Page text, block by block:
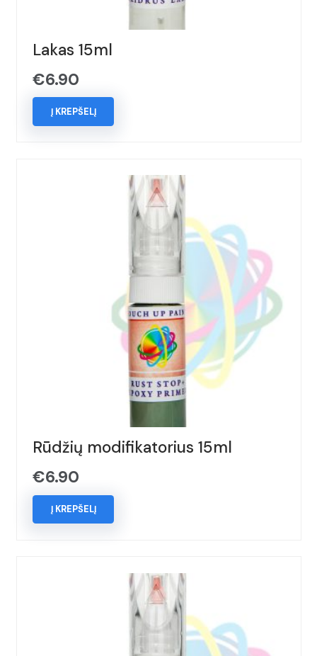
Lakas 15ml
€6.90
Į KREPŠELĮ
Rūdžių modifikatorius 15ml
€6.90
Į KREPŠELĮ